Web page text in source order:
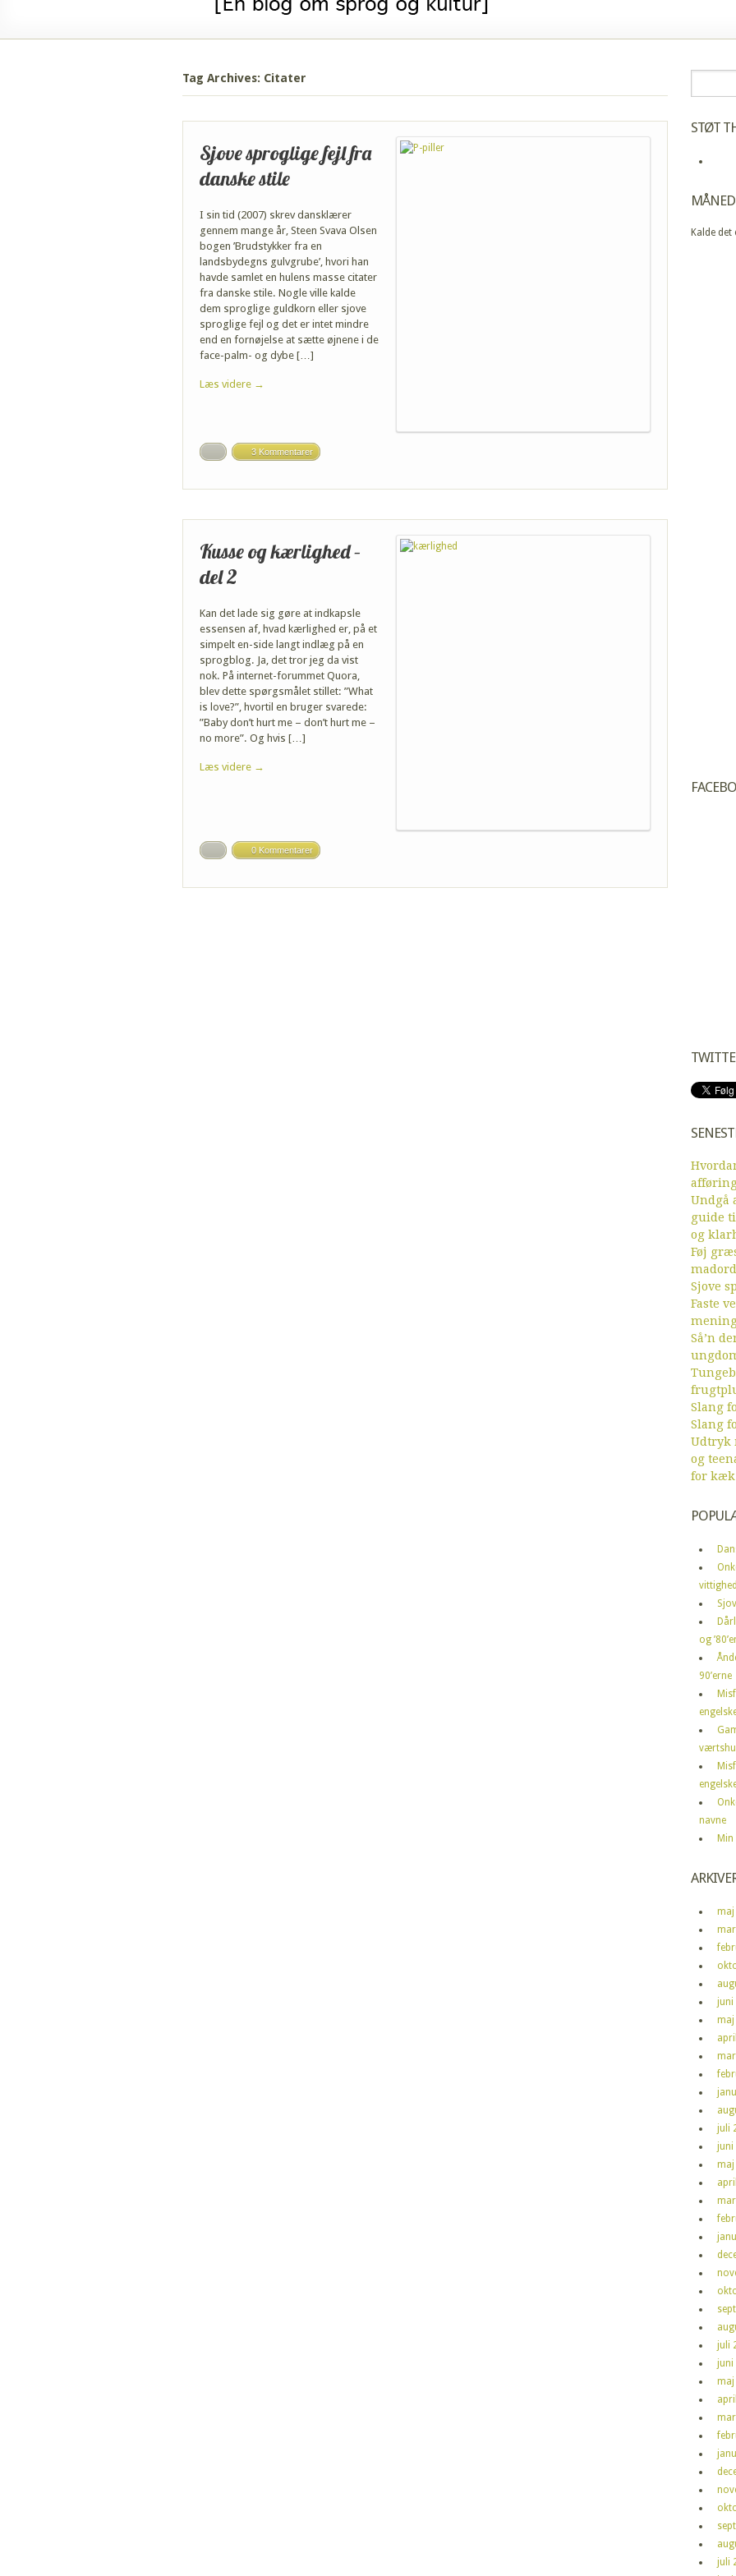
Tag Archives: Citater
Sjove sproglige fejl fra
danske stile
I sin tid (2007) skrev dansklærer
gennem mange år, Steen Svava Olsen
bogen ’Brudstykker fra en
landsbydegns gulvgrube’, hvori han
havde samlet en hulens masse citater
fra danske stile. Nogle ville kalde
dem sproglige guldkorn eller sjove
sproglige fejl og det er intet mindre
end en fornøjelse at sætte øjnene i de
face-palm- og dybe […]
Læs videre →
3 Kommentarer
Kusse og kærlighed –
del 2
Kan det lade sig gøre at indkapsle
essensen af, hvad kærlighed er, på et
simpelt en-side langt indlæg på en
sprogblog. Ja, det tror jeg da vist
nok. På internet-forummet Quora,
blev dette spørgsmålet stillet: ”What
is love?”, hvortil en bruger svarede:
”Baby don’t hurt me – don’t hurt me –
no more”. Og hvis […]
Læs videre →
0 Kommentarer
STØT
Kalde det
Undgå
guide
og
Føj
madord
Sjove
Faste
Så’n
Slang
Slang
Udtryk
og
for kæk
og
90’erne
navne
Min
maj
juni
maj
juli
juni
maj
juli
juni
maj
juli